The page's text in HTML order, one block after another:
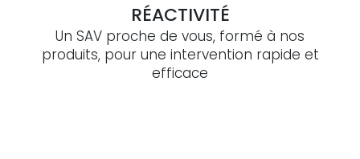
RÉACTIVITÉ
Un SAV proche de vous, formé à nos
produits, pour une intervention rapide et
efficace